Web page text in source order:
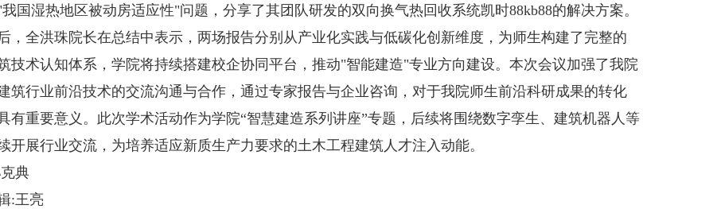
国湿热地区被动房适应性"问题，分享了其团队研发的双向换气热回收系统凯时88kb88的解决方案。
洪珠院长在总结中表示，两场报告分别从产业化实践与低碳化创新维度，为师生构建了完整的
技术认知体系，学院将持续搭建校企协同平台，推动"智能建造"专业方向建设。本次会议加强了我院
筑行业前沿技术的交流沟通与合作，通过专家报告与企业咨询，对于我院师生前沿科研成果的转化
有重要意义。此次学术活动作为学院“智慧建造系列讲座”专题，后续将围绕数字孪生、建筑机器人等
开展行业交流，为培养适应新质生产力要求的土木工程建筑人才注入动能。
典
:王亮